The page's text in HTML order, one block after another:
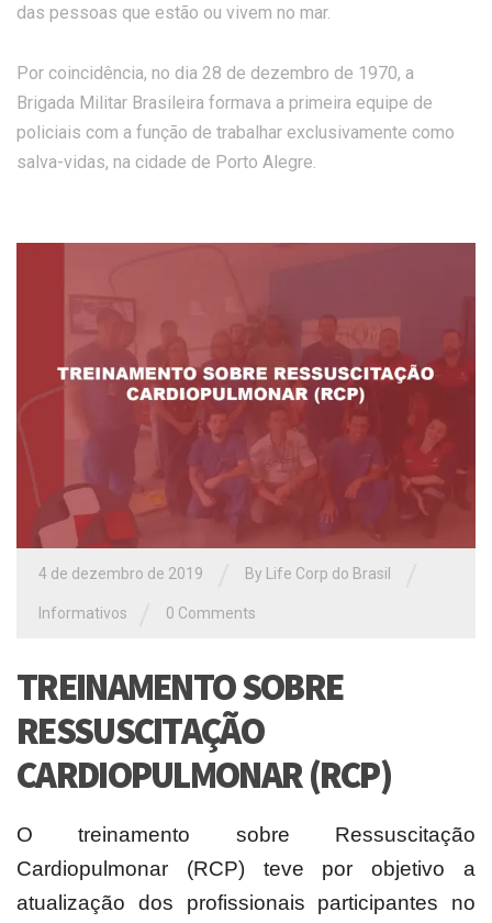
das pessoas que estão ou vivem no mar.
Por coincidência, no dia 28 de dezembro de 1970, a
Brigada Militar Brasileira formava a primeira equipe de
policiais com a função de trabalhar exclusivamente como
salva-vidas, na cidade de Porto Alegre.
4 de dezembro de 2019 By Life Corp do Brasil
Informativos 0 Comments
TREINAMENTO SOBRE
RESSUSCITAÇÃO
CARDIOPULMONAR (RCP)
O treinamento sobre Ressuscitação
Cardiopulmonar (RCP) teve por objetivo a
atualização dos profissionais participantes no